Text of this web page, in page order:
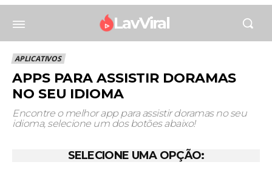
LavViral
APLICATIVOS
APPS PARA ASSISTIR DORAMAS
NO SEU IDIOMA
Encontre o melhor app para assistir doramas no seu
idioma, selecione um dos botões abaixo!
SELECIONE UMA OPÇÃO: